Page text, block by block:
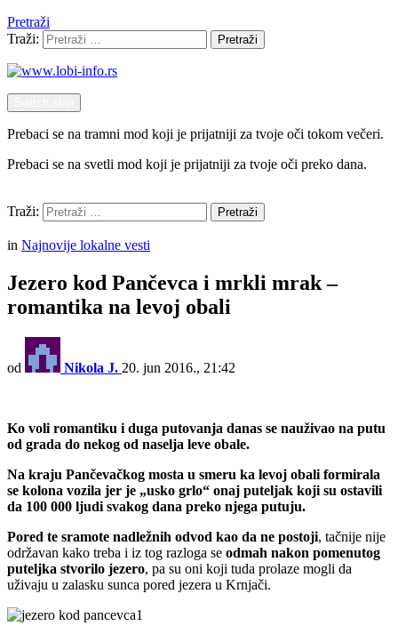
Pretraži
Traži:
Pretraži
Prebaci se na tramni mod koji je prijatniji za tvoje oči tokom večeri.
Prebaci se na svetli mod koji je prijatniji za tvoje oči preko dana.
Traži:
Pretraži
in Najnovije lokalne vesti
Jezero kod Pančevca i mrkli mrak –
romantika na levoj obali
od Nikola J. 20. jun 2016., 21:42
Ko voli romantiku i duga putovanja danas se nauživao na putu
od grada do nekog od naselja leve obale.
Na kraju Pančevačkog mosta u smeru ka levoj obali formirala
se kolona vozila jer je „usko grlo“ onaj puteljak koji su ostavili
da 100 000 ljudi svakog dana preko njega putuju.
Pored te sramote nadležnih odvod kao da ne postoji, tačnije nije
održavan kako treba i iz tog razloga se odmah nakon pomenutog
puteljka stvorilo jezero, pa su oni koji tuda prolaze mogli da
uživaju u zalasku sunca pored jezera u Krnjači.